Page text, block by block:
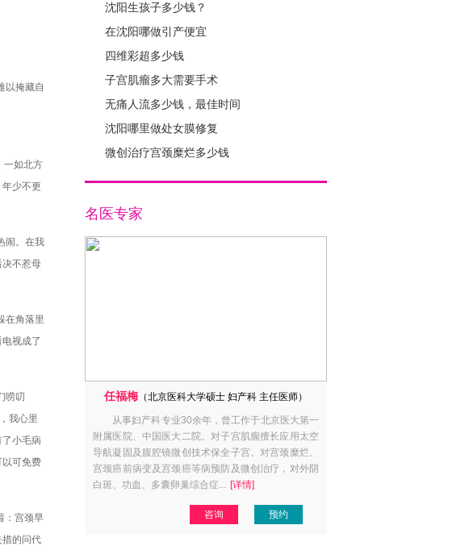
以掩藏自
一如北方
少不更
闹。在我
决不惹母
在角落里
视成了
唠叨
我心里
了小毛病
以可免费
：宫颈早
措的问代
好？
沈阳生孩子多少钱？
在沈阳哪做引产便宜
四维彩超多少钱
子宫肌瘤多大需要手术
无痛人流多少钱，最佳时间
沈阳哪里做处女膜修复
微创治疗宫颈糜烂多少钱
名医专家
任福梅（北京医科大学硕士 妇产科 主任医师）
从事妇产科专业30余年，曾工作于北京医大第一
附属医院、中国医大二院。对子宫肌瘤擅长应用太空
导航凝固及腹腔镜微创技术保全子宫。对宫颈糜烂、
宫颈癌前病变及宫颈癌等病预防及微创治疗，对外阴
白斑、功血、多囊卵巢综合症... [详情]
预约
咨询